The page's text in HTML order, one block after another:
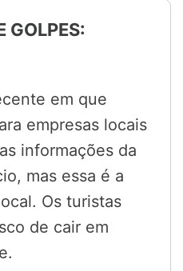
GOLPES:
em que
empresas locais
informações da
mas essa é a
Os turistas
de cair em